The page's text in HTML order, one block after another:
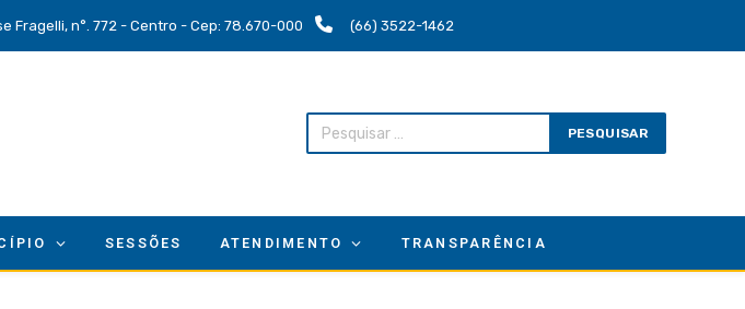
Fragelli, n°. 772 - Centro - Cep: 78.670-000 (66) 3522-1462
SESSÕES ATENDIMENTO TRANSPARÊNCIA